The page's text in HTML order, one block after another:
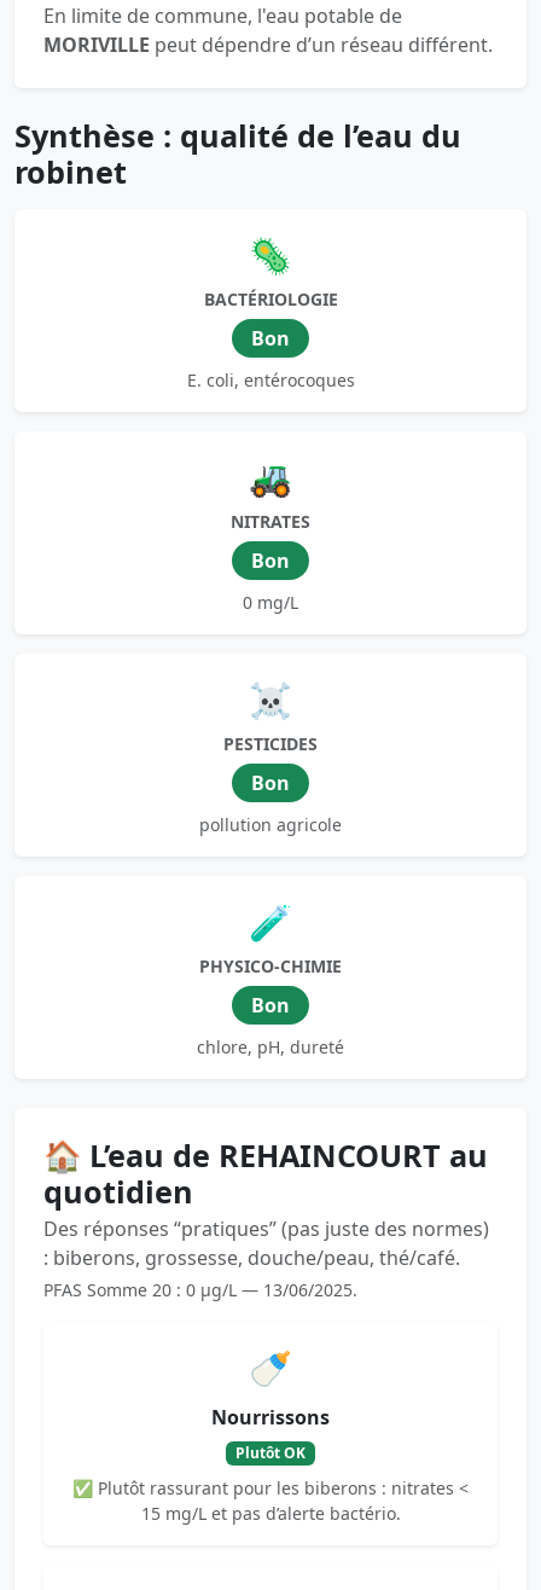
En limite de commune, l'eau potable de
MORIVILLE peut dépendre d’un réseau différent.
Synthèse : qualité de l’eau du
robinet
🦠
BACTÉRIOLOGIE
Bon
E. coli, entérocoques
🚜
NITRATES
Bon
0 mg/L
☠️
PESTICIDES
Bon
pollution agricole
🧪
PHYSICO-CHIMIE
Bon
chlore, pH, dureté
🏠 L’eau de REHAINCOURT au
quotidien
Des réponses “pratiques” (pas juste des normes)
: biberons, grossesse, douche/peau, thé/café.
PFAS Somme 20 : 0 µg/L — 13/06/2025.
🍼
Nourrissons
Plutôt OK
✅ Plutôt rassurant pour les biberons : nitrates <
15 mg/L et pas d’alerte bactério.